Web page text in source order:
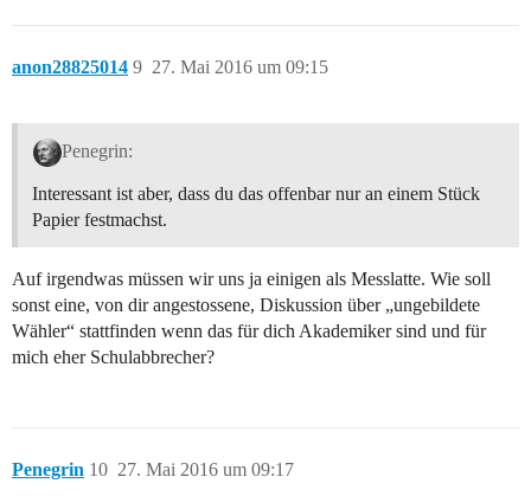
anon28825014 27. Mai 2016 um 09:15
9
Penegrin:
Interessant ist aber, dass du das offenbar nur an einem Stück
Papier festmachst.
Auf irgendwas müssen wir uns ja einigen als Messlatte. Wie soll
sonst eine, von dir angestossene, Diskussion über „ungebildete
Wähler“ stattfinden wenn das für dich Akademiker sind und für
mich eher Schulabbrecher?
Penegrin 27. Mai 2016 um 09:17
10